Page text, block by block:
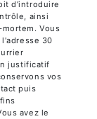
d’introduire
ainsi
Vous
30
justificatif
vos
puis
avez le